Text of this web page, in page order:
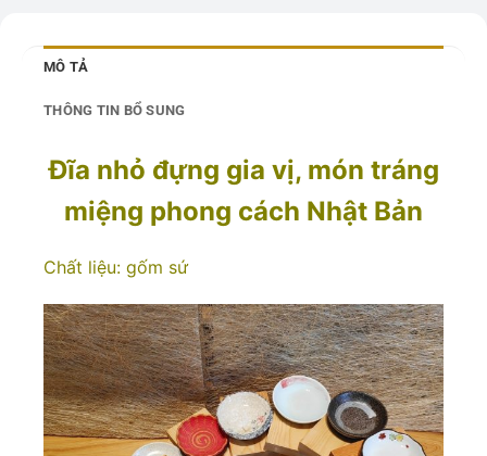
MÔ TẢ
THÔNG TIN BỔ SUNG
Đĩa nhỏ đựng gia vị, món tráng
miệng phong cách Nhật Bản
Chất liệu: gốm sứ